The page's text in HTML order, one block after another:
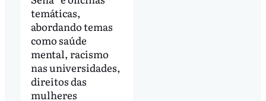
temáticas,
abordando temas
como saúde
mental, racismo
nas universidades,
direitos das
mulheres